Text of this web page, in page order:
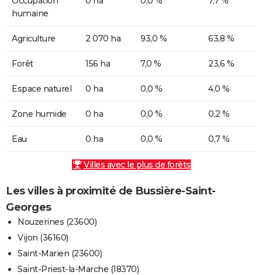
humaine
Agriculture 2 070 ha 93,0 % 63,8 %
Forêt 156 ha 7,0 % 23,6 %
Espace naturel 0 ha 0,0 % 4,0 %
Zone humide 0 ha 0,0 % 0,2 %
Eau 0 ha 0,0 % 0,7 %
Villes avec le plus de forêts
Les villes à proximité de Bussière-Saint-
Georges
Nouzerines (23600)
Vijon (36160)
Saint-Marien (23600)
Saint-Priest-la-Marche (18370)